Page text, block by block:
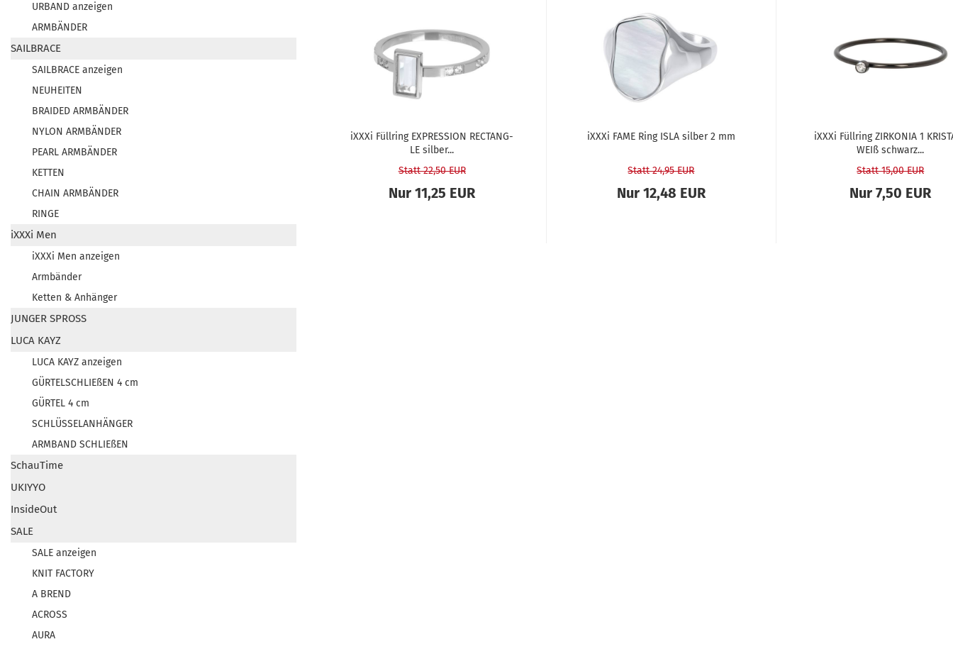
iXXXi Füll­ring EX­PRES­SI­ON RECT­ANG­
LE sil­ber...
Statt 22,50 EUR
Nur 11,25 EUR
iXXXi FAME Ring ISLA sil­ber 2 mm
Statt 24,95 EUR
Nur 12,48 EUR
iXXXi Füll­ring ZIR­KO­NIA 1
WEIß schwarz...
Statt 15,00 EUR
Nur 7,50 EUR
URBAND anzeigen
ARMBÄNDER
SAILBRACE
SAILBRACE anzeigen
NEUHEITEN
BRAIDED ARMBÄNDER
NYLON ARMBÄNDER
PEARL ARMBÄNDER
KETTEN
CHAIN ARMBÄNDER
RINGE
iXXXi Men
iXXXi Men anzeigen
Armbänder
Ketten & Anhänger
JUNGER SPROSS
LUCA KAYZ
LUCA KAYZ anzeigen
GÜRTELSCHLIEßEN 4 cm
GÜRTEL 4 cm
SCHLÜSSELANHÄNGER
ARMBAND SCHLIEßEN
SchauTime
UKIYYO
InsideOut
SALE
SALE anzeigen
KNIT FACTORY
A BREND
ACROSS
AURA